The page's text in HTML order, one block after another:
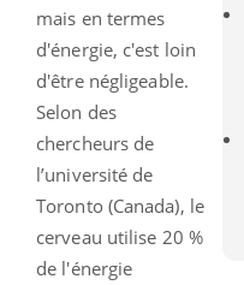
mais en termes
d'énergie, c'est loin
d'être négligeable.
Selon des
chercheurs de
l’université de
Toronto (Canada), le
cerveau utilise 20 %
de l'énergie